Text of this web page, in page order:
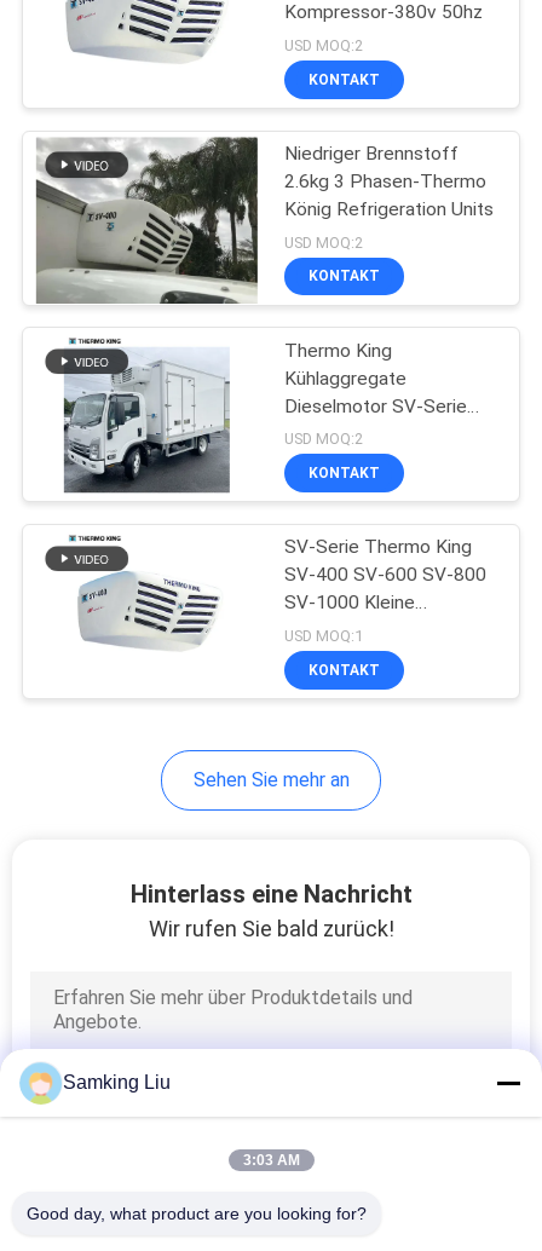
Kompressor-380v 50hz
USD MOQ:2
KONTAKT
Niedriger Brennstoff
2.6kg 3 Phasen-Thermo
König Refrigeration Units
USD MOQ:2
KONTAKT
Thermo King
Kühlaggregate
Dieselmotor SV-Serie
253mm
USD MOQ:2
KONTAKT
SV-Serie Thermo King
SV-400 SV-600 SV-800
SV-1000 Kleine
Kühlgeräte
USD MOQ:1
KONTAKT
Sehen Sie mehr an
Hinterlass eine Nachricht
Wir rufen Sie bald zurück!
Samking Liu
3:03 AM
Good day, what product are you looking for?